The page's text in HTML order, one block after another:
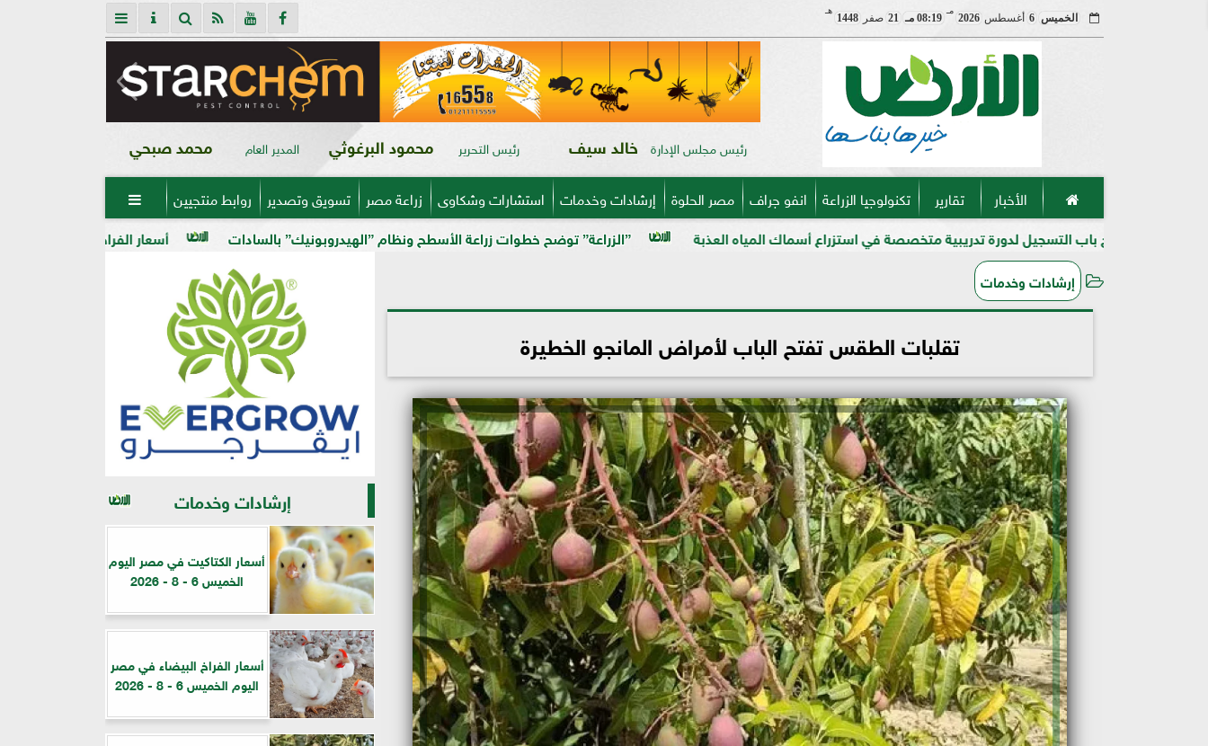
الخميس 6 أغسطس2026
مـ
08:19 مـ 21 صفر1448
هـ
رئيس مجلس الإدارة خالد سيف رئيس التحرير محمود البرغوثي المدير العام محمد صبحي
الأخبار تقارير تكنولوجيا الزراعة انفو جراف مصر الحلوة إرشادات وخدمات استشارات وشكاوى زراعة مصر تسويق وتصدير روابط منتجيين 
أسعار الفراخ البيضاء في مصر اليوم الخميس 6 - 8 - 2026 ”الزراعة” توضح خطوات زراعة الأسطح ونظام ”الهيدروبونيك” بالسادات باب التسجيل لدورة تدريبية متخصصة في استزراع أسماك المياه العذبة
إرشادات وخدمات
تقلبات الطقس تفتح الباب لأمراض المانجو الخطيرة
إرشادات وخدمات
أسعار الكتاكيت في مصر اليوم
الخميس 6 - 8 - 2026
أسعار الفراخ البيضاء في مصر
اليوم الخميس 6 - 8 - 2026